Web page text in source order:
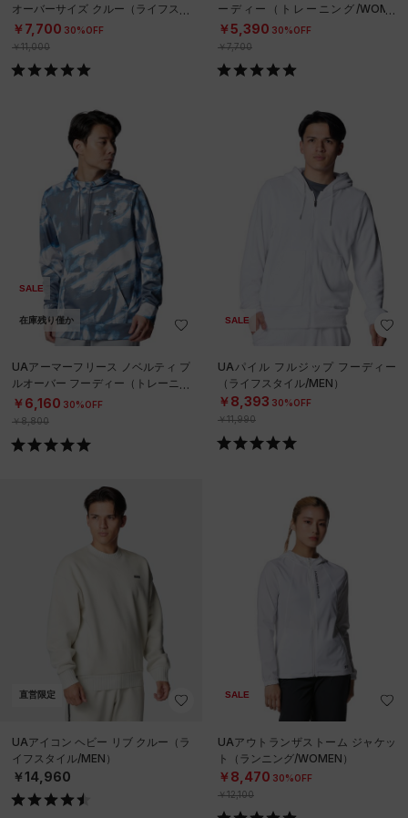
オーバーサイズ クルー（ライフスタ
イル/MEN）
￥7,700 30%OFF
￥11,000
ーディー（トレーニング/WOME
N）
￥5,390 30%OFF
￥7,700
SALE
在庫残り僅か
UAアーマーフリース ノベルティ プ
ルオーバー フーディー（トレーニン
グ/MEN）
￥6,160 30%OFF
￥8,800
SALE
UAパイル フルジップ フーディー
（ライフスタイル/MEN）
￥8,393 30%OFF
￥11,990
直営限定
UAアイコン ヘビー リブ クルー（ラ
イフスタイル/MEN）
￥14,960
SALE
UAアウトランザストーム ジャケッ
ト（ランニング/WOMEN）
￥8,470 30%OFF
￥12,100